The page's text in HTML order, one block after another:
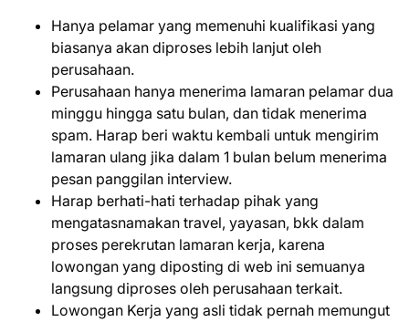
Hanya pelamar yang memenuhi kualifikasi yang
biasanya akan diproses lebih lanjut oleh
perusahaan.
Perusahaan hanya menerima lamaran pelamar dua
minggu hingga satu bulan, dan tidak menerima
spam. Harap beri waktu kembali untuk mengirim
lamaran ulang jika dalam 1 bulan belum menerima
pesan panggilan interview.
Harap berhati-hati terhadap pihak yang
mengatasnamakan travel, yayasan, bkk dalam
proses perekrutan lamaran kerja, karena
lowongan yang diposting di web ini semuanya
langsung diproses oleh perusahaan terkait.
Lowongan Kerja yang asli tidak pernah memungut